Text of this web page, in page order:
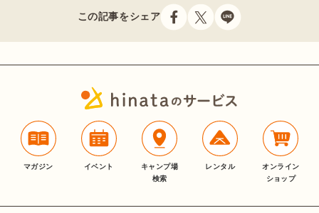
この記事をシェア
マガジン イベント
キャンプ場
検索
レンタル
オンライン
ショップ